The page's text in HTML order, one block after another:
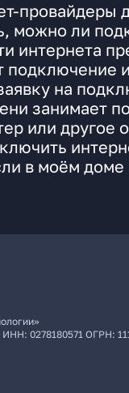
провайдеры
можно ли
интернета
подключение
на
занимает
или другое
в моём
ИНН: 0278180571 ОГРН: